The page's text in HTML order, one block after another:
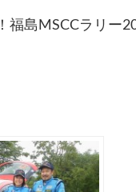
島MSCCラリー